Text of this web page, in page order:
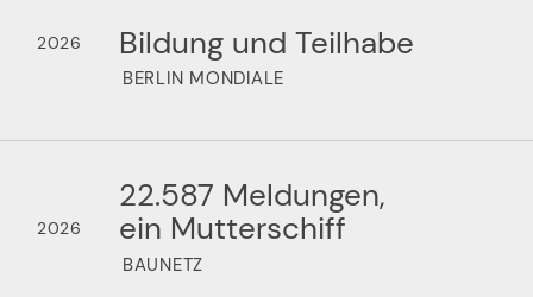
2026 Bildung und Teilhabe
BERLIN MONDIALE
2026
22.587 Meldungen,
ein Mutterschiff
BAUNETZ